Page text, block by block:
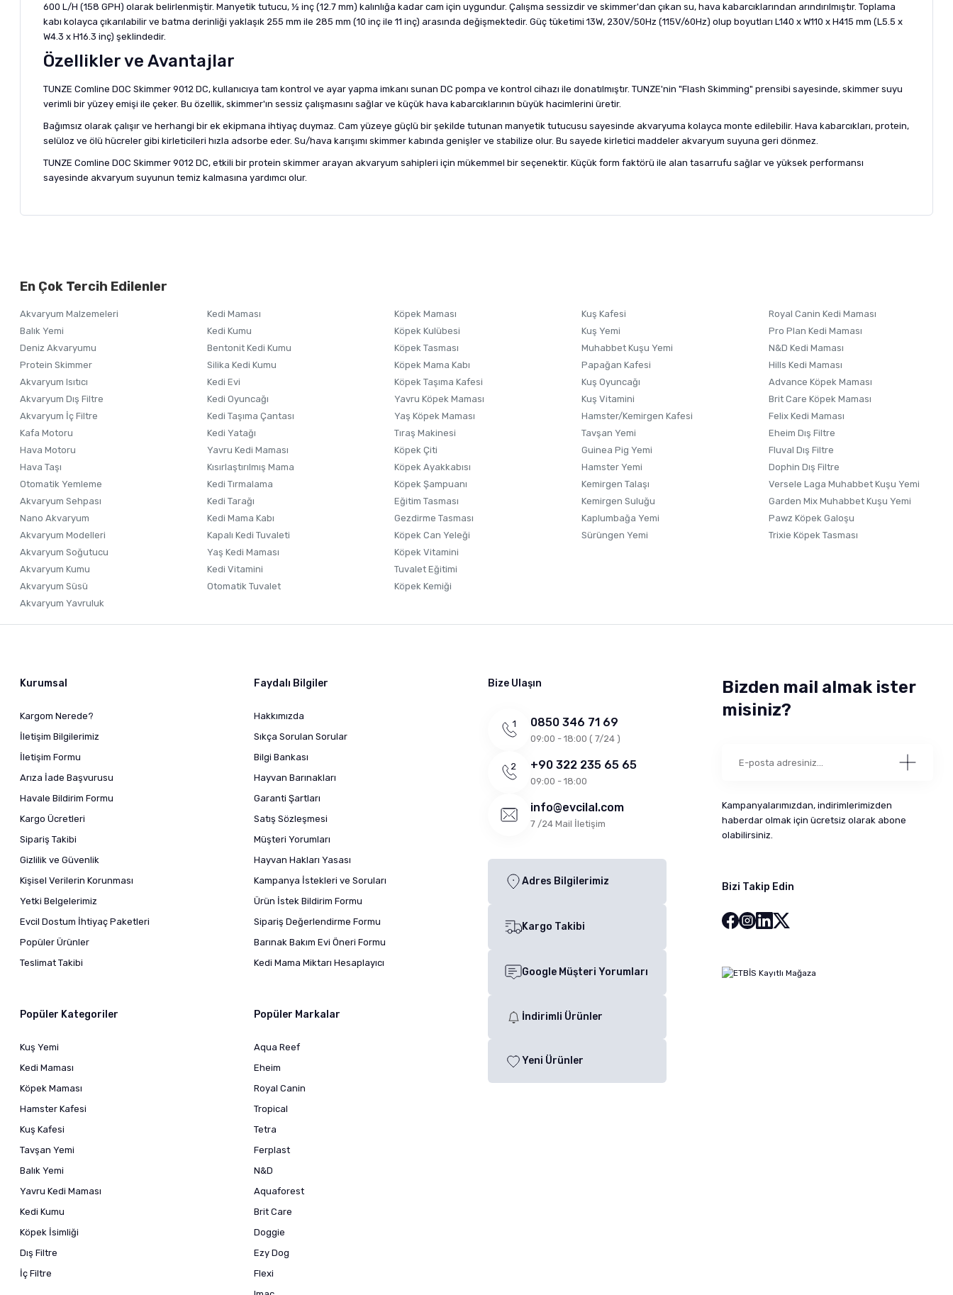
600 L/H (158 GPH) olarak belirlenmiştir. Manyetik tutucu, ½ inç (12.7 mm) kalınlığa kadar cam için uygundur. Çalışma sessizdir ve skimmer'dan çıkan su, hava kabarcıklarından arındırılmıştır. Toplama
kabı kolayca çıkarılabilir ve batma derinliği yaklaşık 255 mm ile 285 mm (10 inç ile 11 inç) arasında değişmektedir. Güç tüketimi 13W, 230V/50Hz (115V/60Hz) olup boyutları L140 x W110 x H415 mm (L5.5 x
W4.3 x H16.3 inç) şeklindedir.
Özellikler ve Avantajlar
TUNZE Comline DOC Skimmer 9012 DC, kullanıcıya tam kontrol ve ayar yapma imkanı sunan DC pompa ve kontrol cihazı ile donatılmıştır. TUNZE'nin "Flash Skimming" prensibi sayesinde, skimmer suyu
verimli bir yüzey emişi ile çeker. Bu özellik, skimmer'ın sessiz çalışmasını sağlar ve küçük hava kabarcıklarının büyük hacimlerini üretir.
Bağımsız olarak çalışır ve herhangi bir ek ekipmana ihtiyaç duymaz. Cam yüzeye güçlü bir şekilde tutunan manyetik tutucusu sayesinde akvaryuma kolayca monte edilebilir. Hava kabarcıkları, protein,
selüloz ve ölü hücreler gibi kirleticileri hızla adsorbe eder. Su/hava karışımı skimmer kabında genişler ve stabilize olur. Bu sayede kirletici maddeler akvaryum suyuna geri dönmez.
TUNZE Comline DOC Skimmer 9012 DC, etkili bir protein skimmer arayan akvaryum sahipleri için mükemmel bir seçenektir. Küçük form faktörü ile alan tasarrufu sağlar ve yüksek performansı
sayesinde akvaryum suyunun temiz kalmasına yardımcı olur.
Ürünü Satın Al ve Yorumla
Ürün açıklamasında eksik bilgiler bulunuyor.
Ürün fiyatı diğer sitelerden daha pahalı.
Bu ürüne benzer farklı alternatifler olmalı.
Gönder
En Çok Tercih Edilenler
Akvaryum Malzemeleri
Balık Yemi
Deniz Akvaryumu
Protein Skimmer
Akvaryum Isıtıcı
Akvaryum Dış Filtre
Akvaryum İç Filtre
Kafa Motoru
Hava Motoru
Hava Taşı
Otomatik Yemleme
Akvaryum Sehpası
Nano Akvaryum
Akvaryum Modelleri
Akvaryum Soğutucu
Akvaryum Kumu
Akvaryum Süsü
Akvaryum Yavruluk
Kedi Maması
Kedi Kumu
Bentonit Kedi Kumu
Silika Kedi Kumu
Kedi Evi
Kedi Oyuncağı
Kedi Taşıma Çantası
Kedi Yatağı
Yavru Kedi Maması
Kısırlaştırılmış Mama
Kedi Tırmalama
Kedi Tarağı
Kedi Mama Kabı
Kapalı Kedi Tuvaleti
Yaş Kedi Maması
Kedi Vitamini
Otomatik Tuvalet
Köpek Maması
Köpek Kulübesi
Köpek Tasması
Köpek Mama Kabı
Köpek Taşıma Kafesi
Yavru Köpek Maması
Yaş Köpek Maması
Tıraş Makinesi
Köpek Çiti
Köpek Ayakkabısı
Köpek Şampuanı
Eğitim Tasması
Gezdirme Tasması
Köpek Can Yeleği
Köpek Vitamini
Tuvalet Eğitimi
Köpek Kemiği
Kuş Kafesi
Kuş Yemi
Muhabbet Kuşu Yemi
Papağan Kafesi
Kuş Oyuncağı
Kuş Vitamini
Hamster/Kemirgen Kafesi
Tavşan Yemi
Guinea Pig Yemi
Hamster Yemi
Kemirgen Talaşı
Kemirgen Suluğu
Kaplumbağa Yemi
Sürüngen Yemi
Royal Canin Kedi Maması
Pro Plan Kedi Maması
N&D Kedi Maması
Hills Kedi Maması
Advance Köpek Maması
Brit Care Köpek Maması
Felix Kedi Maması
Eheim Dış Filtre
Fluval Dış Filtre
Dophin Dış Filtre
Versele Laga Muhabbet Kuşu Yemi
Garden Mix Muhabbet Kuşu Yemi
Pawz Köpek Galoşu
Trixie Köpek Tasması
Kurumsal
Kargom Nerede?
İletişim Bilgilerimiz
İletişim Formu
Arıza İade Başvurusu
Havale Bildirim Formu
Kargo Ücretleri
Sipariş Takibi
Gizlilik ve Güvenlik
Kişisel Verilerin Korunması
Yetki Belgelerimiz
Evcil Dostum İhtiyaç Paketleri
Popüler Ürünler
Teslimat Takibi
Faydalı Bilgiler
Hakkımızda
Sıkça Sorulan Sorular
Bilgi Bankası
Hayvan Barınakları
Garanti Şartları
Satış Sözleşmesi
Müşteri Yorumları
Hayvan Hakları Yasası
Kampanya İstekleri ve Soruları
Ürün İstek Bildirim Formu
Sipariş Değerlendirme Formu
Barınak Bakım Evi Öneri Formu
Kedi Mama Miktarı Hesaplayıcı
Popüler Kategoriler
Kuş Yemi
Kedi Maması
Köpek Maması
Hamster Kafesi
Kuş Kafesi
Tavşan Yemi
Balık Yemi
Yavru Kedi Maması
Kedi Kumu
Köpek İsimliği
Dış Filtre
İç Filtre
Popüler Markalar
Aqua Reef
Eheim
Royal Canin
Tropical
Tetra
Ferplast
N&D
Aquaforest
Brit Care
Doggie
Ezy Dog
Flexi
Bize Ulaşın
0850 346 71 69
09:00 - 18:00 ( 7/24 )
+90 322 235 65 65
09:00 - 18:00
info@evcilal.com
7 /24 Mail İletişim
Adres Bilgilerimiz
Kargo Takibi
Google Müşteri Yorumları
İndirimli Ürünler
Yeni Ürünler
Bizden mail almak ister
misiniz?
Kampanyalarımızdan, indirimlerimizden
haberdar olmak için ücretsiz olarak abone
olabilirsiniz.
Bizi Takip Edin